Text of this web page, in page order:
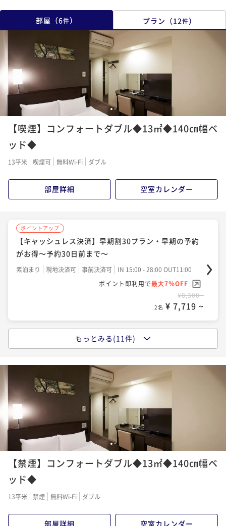
部屋 （6件） プラン （12件）
12
【喫煙】コンフォートダブル◆13㎡◆140㎝幅ベ
ッド◆
13平米 喫煙可 無料Wi-Fi ダブル
部屋詳細 空室カレンダー
ポイントアップ
【キャッシュレス決済】早期割30プラン・早期の予約
がお得～予約30日前まで～
素泊まり 現地決済可 事前決済可
IN 15:00 - 28:00 OUT11:00
ポイント即利用で最大7％OFF
¥8,300~
2名 ¥ 7,719 ~
【直前割】ベストレートプラン【食事なし】柏駅東口
徒歩4分
素泊まり 現地決済可 事前決済可
IN 15:00 - 29:00 OUT11:00
ポイント即利用で
¥ 7,979 ~
ポイントアップ
【キャッシュレス決済】【カジュアルステイを満喫】
シンプルステイ＜食事なし＞
素泊まり 現地決済可
¥9,620~
もっとみる(11件)
12
【禁煙】コンフォートダブル◆13㎡◆140㎝幅ベ
ッド◆
13平米 禁煙 無料Wi-Fi ダブル
部屋詳細 空室カレンダー